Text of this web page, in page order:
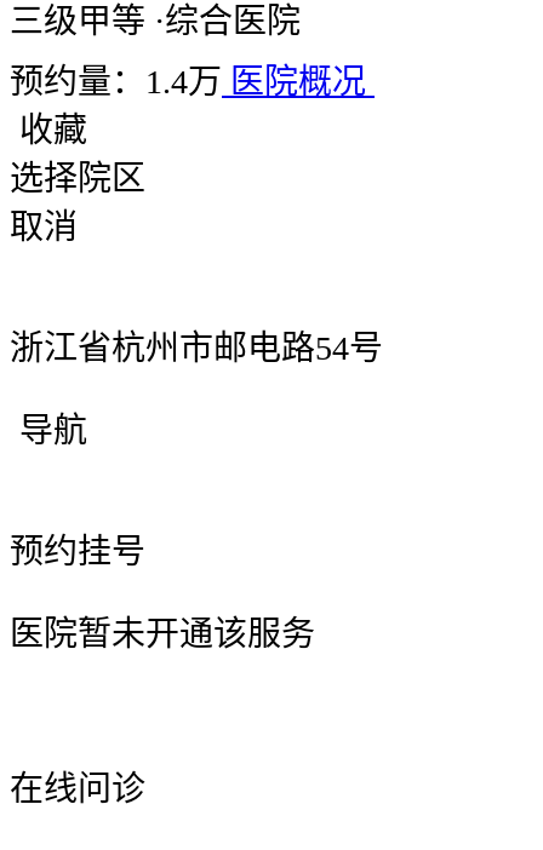
三级甲等 ·综合医院
预约量：1.4万 医院概况
收藏
选择院区
取消
浙江省杭州市邮电路54号
导航
预约挂号
医院暂未开通该服务
在线问诊